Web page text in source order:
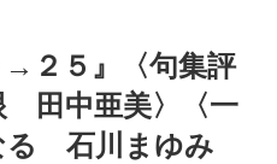
→２５』〈句集評
田中亜美〉〈一
る 石川まゆみ